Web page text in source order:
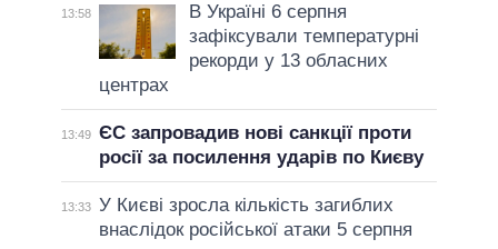
13:58
В Україні 6 серпня
зафіксували температурні
рекорди у 13 обласних
центрах
13:49 ЄС запровадив нові санкції проти
росії за посилення ударів по Києву
13:33 У Києві зросла кількість загиблих
внаслідок російської атаки 5 серпня